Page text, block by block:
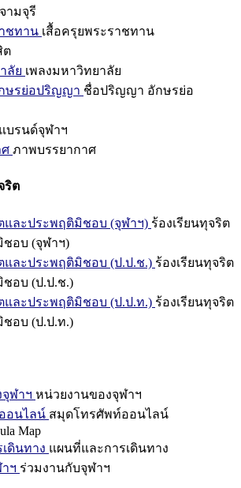
ามจุรี
ชทาน เสื้อครุยพระราชทาน
ต
ลัย เพลงมหาวิทยาลัย
ษรย่อปริญญา ชื่อปริญญา อักษรย่อ
แบรนด์จุฬาฯ
ภาพบรรยากาศ
ริต
และประพฤติมิชอบ (จุฬาฯ) ร้องเรียนทุจริต
อบ (จุฬาฯ)
และประพฤติมิชอบ (ป.ป.ช.) ร้องเรียนทุจริต
อบ (ป.ป.ช.)
และประพฤติมิชอบ (ป.ป.ท.) ร้องเรียนทุจริต
อบ (ป.ป.ท.)
ฬาฯ หน่วยงานของจุฬาฯ
อนไลน์ สมุดโทรศัพท์ออนไลน์
Map
ดินทาง แผนที่และการเดินทาง
ฯ ร่วมงานกับจุฬาฯ